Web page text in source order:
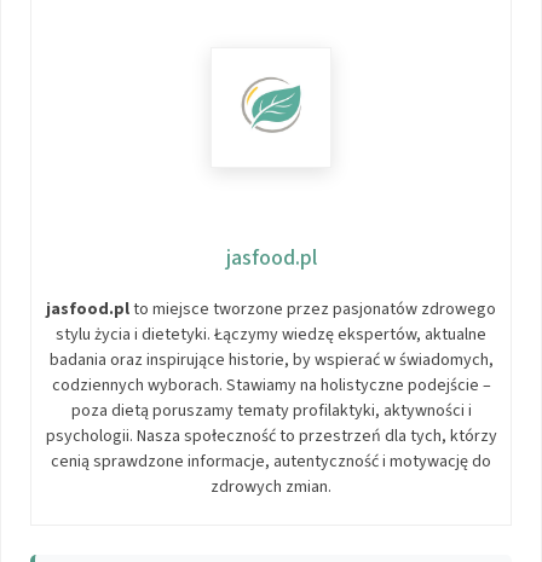
jasfood.pl
jasfood.plto miejsce tworzone przez pasjonatów zdrowego
stylu życia i dietetyki. Łączymy wiedzę ekspertów, aktualne
badania oraz inspirujące historie, by wspierać w świadomych,
codziennych wyborach. Stawiamy na holistyczne podejście –
poza dietą poruszamy tematy profilaktyki, aktywności i
psychologii. Nasza społeczność to przestrzeń dla tych, którzy
cenią sprawdzone informacje, autentyczność i motywację do
zdrowych zmian.